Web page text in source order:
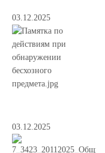
03.12.2025
03.12.2025